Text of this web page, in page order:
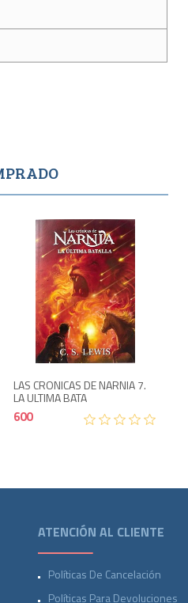
600
LAS CRONICAS DE NARNIA 7.
LA ULTIMA BATA
600
Agotado
ATENCIÓN AL CLIENTE
Políticas De Cancelación
Políticas Para Devoluciones